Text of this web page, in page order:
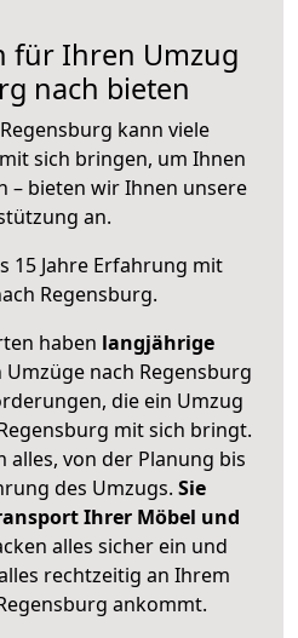
für Ihren Umzug
nach bieten
kann viele
sich bringen, um Ihnen
– bieten wir Ihnen unsere
an.
15 Jahre Erfahrung mit
Regensburg.
haben langjährige
Umzüge nach Regensburg
die ein Umzug
mit sich bringt.
alles, von der Planung bis
des Umzugs. Sie
Ihrer Möbel und
alles sicher ein und
rechtzeitig an Ihrem
ankommt.